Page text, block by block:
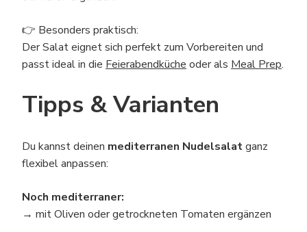
👉 Besonders praktisch:
Der Salat eignet sich perfekt zum Vorbereiten und
passt ideal in die Feierabendküche oder als Meal Prep.
Tipps & Varianten
Du kannst deinen mediterranen Nudelsalatganz
flexibel anpassen:
Noch mediterraner:
→ mit Oliven oder getrockneten Tomaten ergänzen